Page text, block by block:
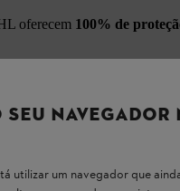
oferecem 100% de
em condições de
com luz solar intensa
SEU NAVEGADOR
utilizar um navegador que